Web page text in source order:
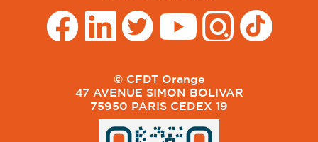
© CFDT Orange
47 AVENUE SIMON BOLIVAR
75950 PARIS CEDEX 19